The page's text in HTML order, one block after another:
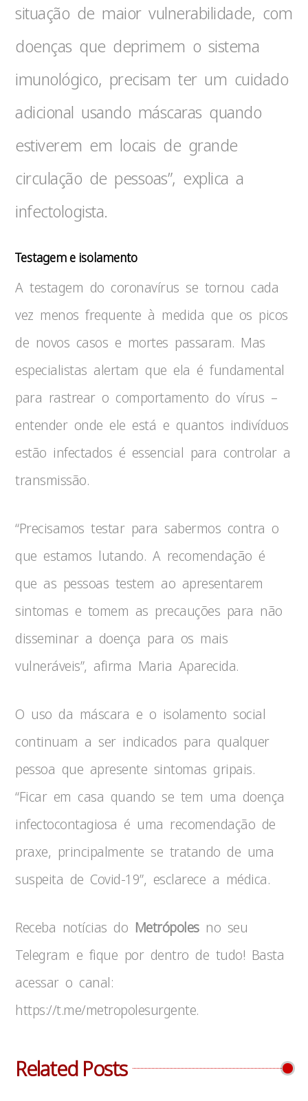
situação de maior vulnerabilidade, com
doenças que deprimem o sistema
imunológico, precisam ter um cuidado
adicional usando máscaras quando
estiverem em locais de grande
circulação de pessoas”, explica a
infectologista.
Testagem e isolamento
A testagem do coronavírus se tornou cada
vez menos frequente à medida que os picos
de novos casos e mortes passaram. Mas
especialistas alertam que ela é fundamental
para rastrear o comportamento do vírus –
entender onde ele está e quantos indivíduos
estão infectados é essencial para controlar a
transmissão.
“Precisamos testar para sabermos contra o
que estamos lutando. A recomendação é
que as pessoas testem ao apresentarem
sintomas e tomem as precauções para não
disseminar a doença para os mais
vulneráveis”, afirma Maria Aparecida.
O uso da máscara e o isolamento social
continuam a ser indicados para qualquer
pessoa que apresente sintomas gripais.
“Ficar em casa quando se tem uma doença
infectocontagiosa é uma recomendação de
praxe, principalmente se tratando de uma
suspeita de Covid-19”, esclarece a médica.
Receba notícias do Metrópolesno seu
Telegram e fique por dentro de tudo! Basta
acessar o canal:
https://t.me/metropolesurgente.
Related Posts